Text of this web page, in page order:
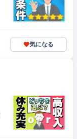
気になる